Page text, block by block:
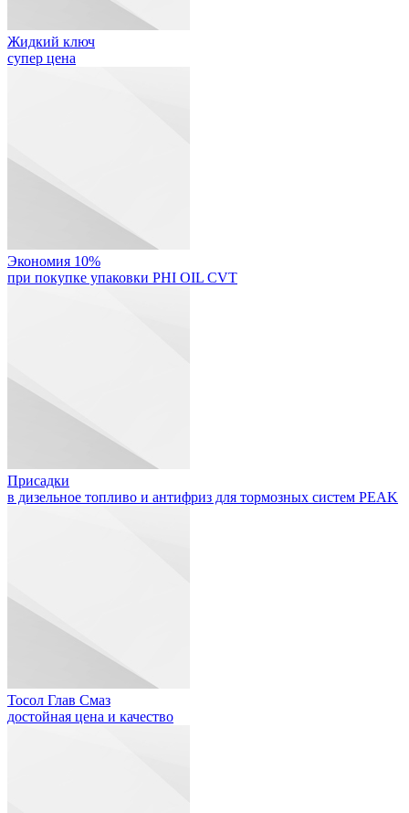
Жидкий ключ
супер цена
Экономия 10%
при покупке упаковки PHI OIL CVT
Присадки
в дизельное топливо и антифриз для тормозных систем PEAK
Тосол Глав Смаз
достойная цена и качество